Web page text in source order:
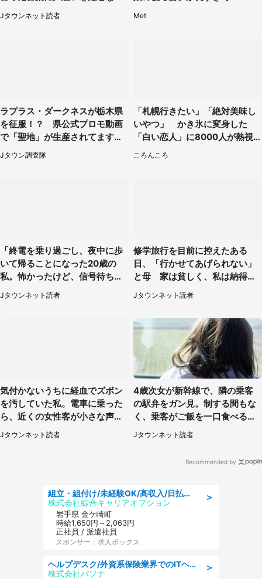
い」（兵庫県・50代女性）
Jタウンネット読者 Met
ラプラス・ダークネスが栃木県
を征服！？ 県公式プロモ動画
で「聖地」が生産されてます【7
／31～1／31】
Jタウン調査隊
「札幌行きたい」「絶対美味し
いやつ」 かき氷に変身した
「白い恋人」に8000人が熱視
ころんころ
「終電を乗り過ごし、夜中に歩
いて帰ることになった20歳の
私。怖かったけど、信号待ちの
車に道を尋ねたら...」（埼玉
県・60代女性）
Jタウンネット読者
修学旅行を目前に控えたある
日、「行かせてあげられない」
と母 家は貧しく、私は納得し
たけれど...（北海道・70代以上
女性）
Jタウンネット読者
気付かないうちに経血でズボン
を汚していた私。電車に乗った
ら、近くの女性客が小さな声で
（千葉県・10代女性）
Jタウンネット読者
4歳次女が新幹線で、隣の乗客
の駅弁をガン見。制する間もな
く、乗客がご飯を一口食べると
（茨城県・50代女性）
Jタウンネット読者
Recommended by
＞
組立・組付け/未経験OK/高収入/日払いOK/交替制/20・30・40代活躍中
株式会社綜合キャリアオプション
岩手県 金ケ崎町
時給1,650円～2,063円
正社員 / 派遣社員
スポンサー：求人ボックス
＞
ヘルプデスク/外資系保険業界でのITヘルプデスク業務/駅近/即日勤務可/ヘルプデスク
株式会社パソナ